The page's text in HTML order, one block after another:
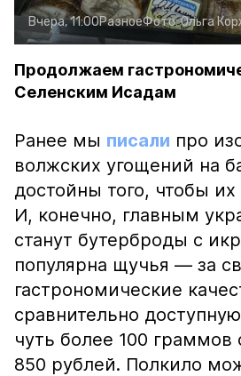
Вчера, 11:00РазноеФото:Ольга
Продолжаем
Селенским Исадам
Ранее мы писали про
волжских угощений на
достойны того, чтобы их
И, конечно, главным
станут бутерброды с
популярна щучья — за
гастрономические
сравнительно
чуть более 100 граммов
850 рублей. Полкило